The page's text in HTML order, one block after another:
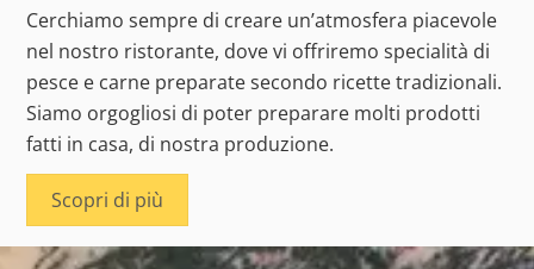
Cerchiamo sempre di creare un’atmosfera piacevole
nel nostro ristorante, dove vi offriremo specialità di
pesce e carne preparate secondo ricette tradizionali.
Siamo orgogliosi di poter preparare molti prodotti
fatti in casa, di nostra produzione.
Scopri di più